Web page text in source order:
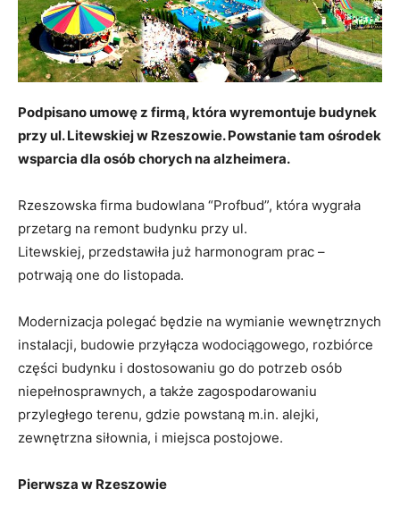
Podpisano umowę z firmą, która wyremontuje budynek
przy ul. Litewskiej w Rzeszowie. Powstanie tam ośrodek
wsparcia dla osób chorych na alzheimera.
Rzeszowska firma budowlana “Profbud”, która wygrała
przetarg na remont budynku przy ul.
Litewskiej, przedstawiła już harmonogram prac –
potrwają one do listopada.
Modernizacja polegać będzie na wymianie wewnętrznych
instalacji, budowie przyłącza wodociągowego, rozbiórce
części budynku i dostosowaniu go do potrzeb osób
niepełnosprawnych, a także zagospodarowaniu
przyległego terenu, gdzie powstaną m.in. alejki,
zewnętrzna siłownia, i miejsca postojowe.
Pierwsza w Rzeszowie